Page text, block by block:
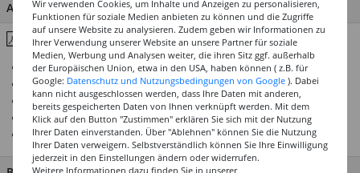
ARTIKEL MERKMALE & DETAILS
Inhaltsstoffe & Hinweise
24 brillante, farbstarke Farbtöne
Halbe Näpfchen in einem hochwertigen Metallkasten
Gleiche Rezeptur für Näpfchen- und Tubenfarbe
Nach Trocknung leicht anlösbar
Qualitätssortiment "Made in Germany"
Wir verwenden Cookies, um Inhalte und Anzeigen zu personalisieren,
Funktionen für soziale Medien anbieten zu können und die Zugriffe
auf unsere Website zu analysieren. Zudem geben wir Informationen zu
Ihrer Verwendung unserer Website an unsere Partner für soziale
Medien, Werbung und Analysen weiter, die ihren Sitz ggf. außerhalb
der Europäischen Union, etwa in den USA, haben können ( z.B. für
Google: Datenschutz und Nutzungsbedingungen von Google ). Dabei
kann nicht ausgeschlossen werden, dass Ihre Daten mit anderen,
bereits gespeicherten Daten von Ihnen verknüpft werden. Mit dem
Klick auf den Button "Zustimmen" erklären Sie sich mit der Nutzung
Ihrer Daten einverstanden. Über "Ablehnen" können Sie die Nutzung
Ihrer Daten verweigern. Selbstverständlich können Sie Ihre Einwilligung
jederzeit in den Einstellungen ändern oder widerrufen.
Weitere Informationen dazu finden Sie in unserer